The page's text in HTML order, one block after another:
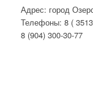
Адрес: город
Телефоны: 8 (
8 (904) 300-30-77